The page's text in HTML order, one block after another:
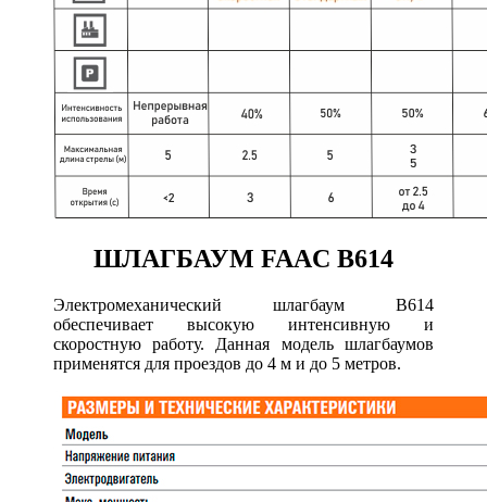
ШЛАГБАУМ FAAC B614
Электромеханический шлагбаум В614
обеспечивает высокую интенсивную и
скоростную работу. Данная модель шлагбаумов
применятся для проездов до 4 м и до 5 метров.